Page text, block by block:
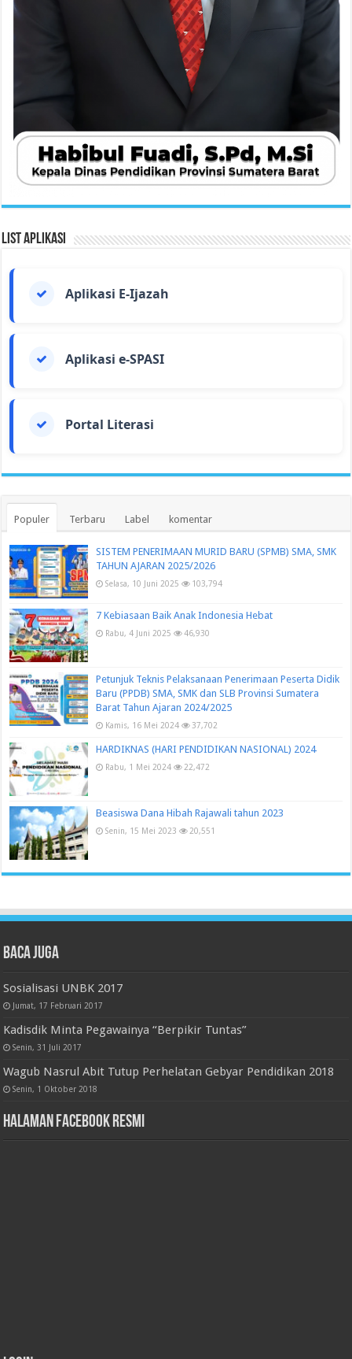
List Aplikasi
Aplikasi E-Ijazah
Aplikasi e-SPASI
Portal Literasi
Populer Terbaru Label komentar
SISTEM PENERIMAAN MURID BARU (SPMB) SMA, SMK
TAHUN AJARAN 2025/2026
Selasa, 10 Juni 2025 103,794
7 Kebiasaan Baik Anak Indonesia Hebat
Rabu, 4 Juni 2025 46,930
Petunjuk Teknis Pelaksanaan Penerimaan Peserta Didik
Baru (PPDB) SMA, SMK dan SLB Provinsi Sumatera
Barat Tahun Ajaran 2024/2025
Kamis, 16 Mei 2024 37,702
HARDIKNAS (HARI PENDIDIKAN NASIONAL) 2024
Rabu, 1 Mei 2024 22,472
Beasiswa Dana Hibah Rajawali tahun 2023
Senin, 15 Mei 2023 20,551
Baca juga
Sosialisasi UNBK 2017
Jumat, 17 Februari 2017
Kadisdik Minta Pegawainya “Berpikir Tuntas”
Senin, 31 Juli 2017
Wagub Nasrul Abit Tutup Perhelatan Gebyar Pendidikan 2018
Senin, 1 Oktober 2018
Halaman Facebook Resmi